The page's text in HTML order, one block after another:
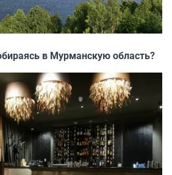
в Мурманскую область?